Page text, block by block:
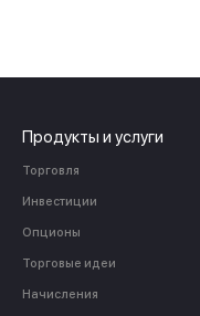
Продукты и услуги
Торговля
Инвестиции
Опционы
Торговые идеи
Начисления